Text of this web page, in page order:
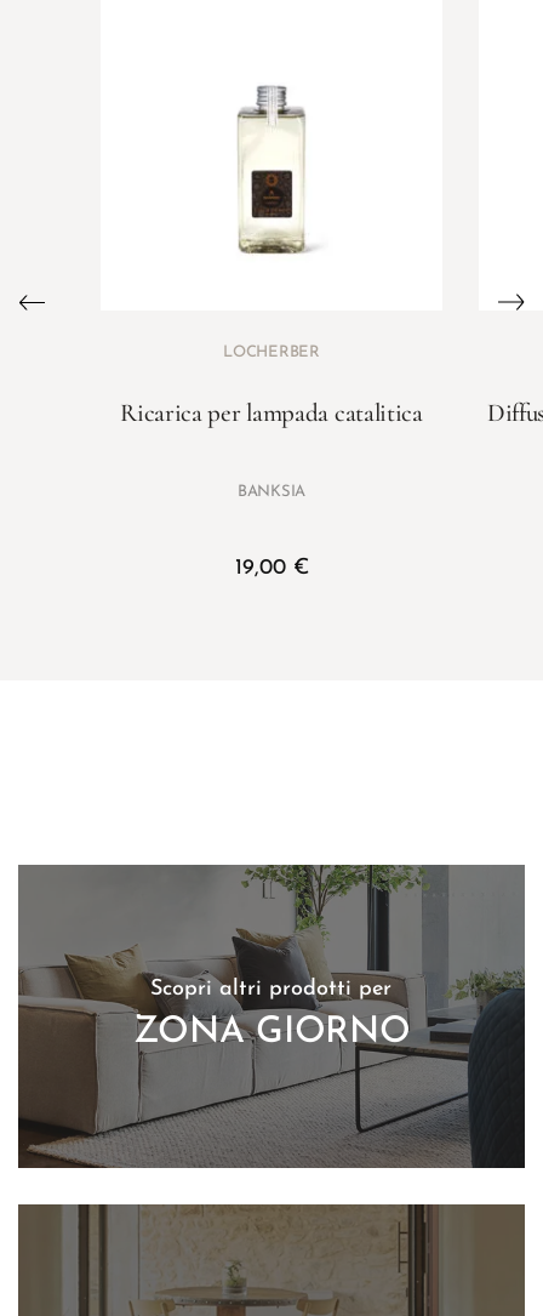
LOCHERBER
Ricarica per lampada catalitica
BANKSIA
19,00 €
Scopri altri prodotti per
ZONA GIORNO